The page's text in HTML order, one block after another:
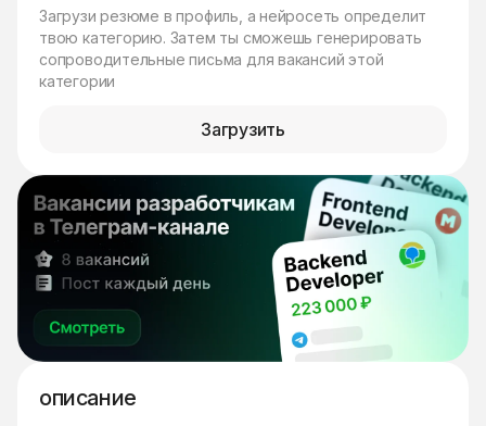
Загрузи резюме в профиль, а нейросеть определит
твою категорию. Затем ты сможешь генерировать
сопроводительные письма для вакансий этой
категории
Загрузить
описание